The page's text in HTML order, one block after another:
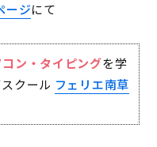
ージにて
ン・タイピングを学
クール フェリエ南草